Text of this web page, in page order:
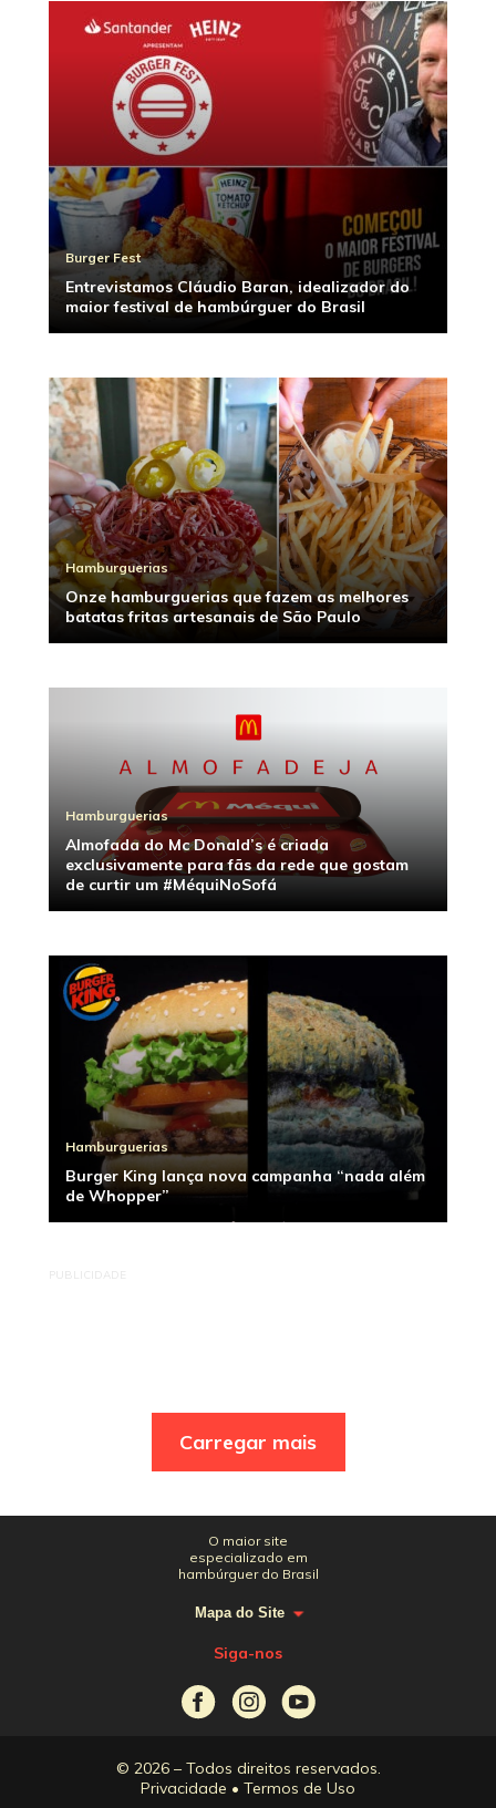
Burger Fest
Entrevistamos Cláudio Baran, idealizador do
maior festival de hambúrguer do Brasil
Hamburguerias
Onze hamburguerias que fazem as melhores
batatas fritas artesanais de São Paulo
Hamburguerias
Almofada do Mc Donald’s é criada
exclusivamente para fãs da rede que gostam
de curtir um #MéquiNoSofá
Hamburguerias
Burger King lança nova campanha “nada além
de Whopper”
PUBLICIDADE
Carregar mais
O maior site
especializado em
hambúrguer do Brasil
Mapa do Site
Siga-nos
© 2026 – Todos direitos reservados.
Privacidade • Termos de Uso